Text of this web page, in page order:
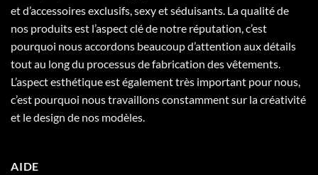
et d’accessoires exclusifs, sexy et séduisants. La qualité de
nos produits est l’aspect clé de notre réputation, c’est
pourquoi nous accordons beaucoup d’attention aux détails
tout au long du processus de fabrication des vêtements.
L’aspect esthétique est également très important pour nous,
c’est pourquoi nous travaillons constamment sur la créativité
et le design de nos modèles.
AIDE